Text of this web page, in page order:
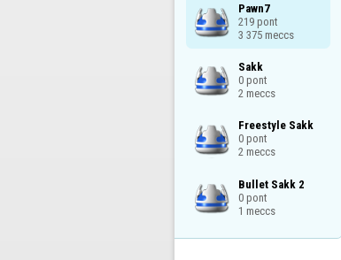
Pawn7
219 pont
3 375 meccs
Sakk
0 pont
2 meccs
Freestyle Sakk
0 pont
2 meccs
Bullet Sakk 2
0 pont
1 meccs